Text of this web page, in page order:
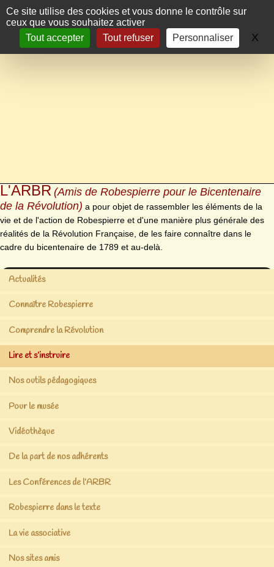
Panneau de gestion des cookies
Ce site utilise des cookies et vous donne le contrôle sur
ceux que vous souhaitez activer
Tout accepter
Tout refuser Personnaliser X
L'ARBR (Amis de Robespierre pour le Bicentenaire
de la Révolution) a pour objet de rassembler les éléments de la
vie et de l'action de Robespierre et d'une manière plus générale des
réalités de la Révolution Française, de les faire connaître dans le
cadre du bicentenaire de 1789 et au-delà.
Actualités
Connaître Robespierre
Comprendre la Révolution
Lire et s’instruire
Nos outils pédagogiques
Pour le musée
Vidéothèque
De la part de nos adhérents
Les Conférences de l’ARBR
Robespierre dans le texte
La vie associative
Nos sites amis